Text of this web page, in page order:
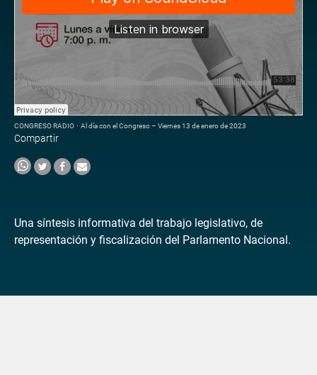
CONGRESO RADIO · Al día con el Congreso – Viernes 13 de enero de 2023
Compartir
Una síntesis informativa del trabajo legislativo, de
representación y fiscalización del Parlamento Nacional.